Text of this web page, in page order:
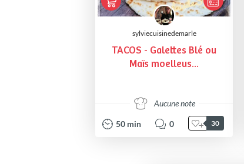
sylviecuisinedemarle
TACOS - Galettes Blé ou
Maïs moelleus...
Aucune note
50 min 0 30